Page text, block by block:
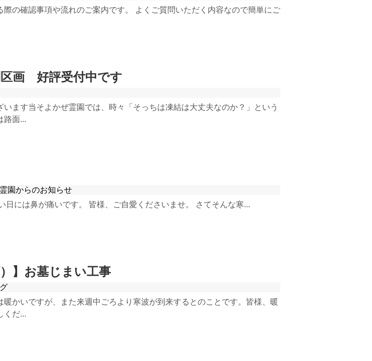
の確認事項や流れのご案内です。 よくご質問いただく内容なので簡単にご
区画 好評受付中です
ます当そよかぜ霊園では、時々「そっちは凍結は大丈夫なのか？」という
路面...
園からのお知らせ
日には鼻が痛いです。 皆様、ご自愛くださいませ。 さてそんな寒...
】お墓じまい工事
かいですが、また来週中ごろより寒波が到来するとのことです。皆様、暖
くだ...